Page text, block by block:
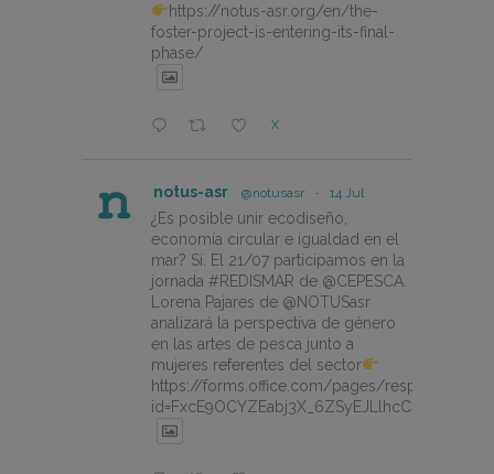
https://notus-asr.org/en/the-
foster-project-is-entering-its-final-
phase/
X
notus-asr @notusasr · 14 Jul
¿Es posible unir ecodiseño,
economía circular e igualdad en el
mar? Sí. El 21/07 participamos en la
jornada #REDISMAR de @CEPESCA.
Lorena Pajares de @NOTUSasr
analizará la perspectiva de género
en las artes de pesca junto a
mujeres referentes del sector
https://forms.office.com/pages/